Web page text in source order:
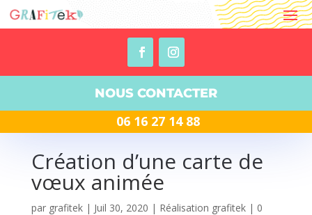
NOUS CONTACTER
06 16 27 14 88
Création d’une carte de
vœux animée
par grafitek| Juil 30, 2020 | Réalisation grafitek| 0